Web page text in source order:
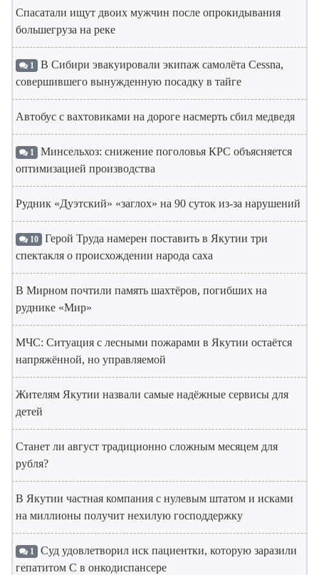
Спасатали ищут двоих мужчин после опрокидывания
большегруза на реке
1 В Сибири эвакуировали экипаж самолёта Cessna,
совершившего вынужденную посадку в тайге
Автобус с вахтовиками на дороге насмерть сбил медведя
1 Минсельхоз: снижение поголовья КРС объясняется
оптимизацией производства
Рудник «Дуэтский» «заглох» на 90 суток из-за нарушений
10 Герой Труда намерен поставить в Якутии три
спектакля о происхождении народа саха
В Мирном почтили память шахтёров, погибших на
руднике «Мир»
МЧС: Ситуация с лесными пожарами в Якутии остаётся
напряжённой, но управляемой
Жителям Якутии назвали самые надёжные сервисы для
детей
Станет ли август традиционно сложным месяцем для
рубля?
В Якутии частная компания с нулевым штатом и исками
на миллионы получит нехилую господдержку
1 Суд удовлетворил иск пациентки, которую заразили
гепатитом С в онкодиспансере